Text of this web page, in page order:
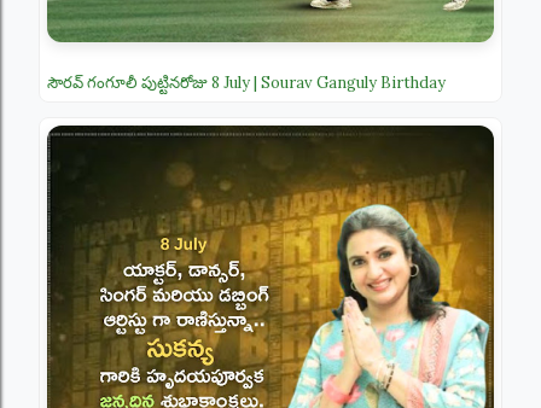
సౌరవ్ గంగూలీ పుట్టినరోజు 8 July | Sourav Ganguly Birthday